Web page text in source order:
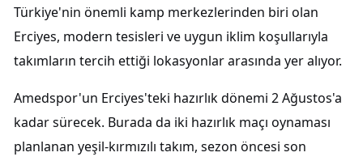
Türkiye'nin önemli kamp merkezlerinden biri olan
Erciyes, modern tesisleri ve uygun iklim koşullarıyla
takımların tercih ettiği lokasyonlar arasında yer alıyor.
Amedspor'un Erciyes'teki hazırlık dönemi 2 Ağustos'a
kadar sürecek. Burada da iki hazırlık maçı oynaması
planlanan yeşil-kırmızılı takım, sezon öncesi son